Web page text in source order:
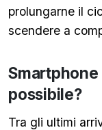
prolungarne il
scendere a
possibile?
Tra gli ultimi